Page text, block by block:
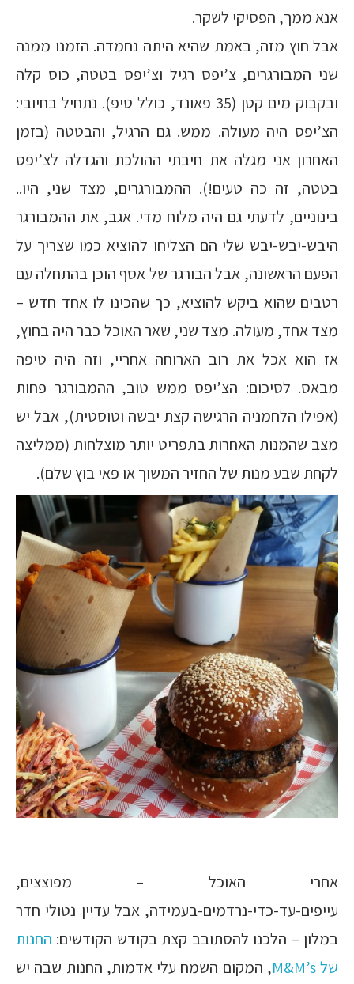
אנא ממך, הפסיקי לשקר.
אבל חוץ מזה, באמת שהיא היתה נחמדה. הזמנו ממנה
שני המבורגרים, צ’יפס רגיל וצ’יפס בטטה, כוס קלה
ובקבוק מים קטן (35 פאונד, כולל טיפ). נתחיל בחיובי:
הצ’יפס היה מעולה. ממש. גם הרגיל, והבטטה (בזמן
האחרון אני מגלה את חיבתי ההולכת והגדלה לצ’יפס
בטטה, זה כה טעים!). ההמבורגרים, מצד שני, היו..
בינוניים, לדעתי גם היה מלוח מדי. אגב, את ההמבורגר
היבש-יבש-יבש שלי הם הצליחו להוציא כמו שצריך על
הפעם הראשונה, אבל הבורגר של אסף הוכן בהתחלה עם
רטבים שהוא ביקש להוציא, כך שהכינו לו אחד חדש –
מצד אחד, מעולה. מצד שני, שאר האוכל כבר היה בחוץ,
אז הוא אכל את רוב הארוחה אחריי, וזה היה טיפה
מבאס. לסיכום: הצ’יפס ממש טוב, ההמבורגר פחות
(אפילו הלחמניה הרגישה קצת יבשה וטוסטית), אבל יש
מצב שהמנות האחרות בתפריט יותר מוצלחות (ממליצה
לקחת שבע מנות של החזיר המשוך או פאי בוץ שלם).
אחרי האוכל – מפוצצים,
עייפים-עד-כדי-נרדמים-בעמידה, אבל עדיין נטולי חדר
במלון – הלכנו להסתובב קצת בקודש הקודשים: החנות
של M&M’s
, המקום השמח עלי אדמות, החנות שבה יש